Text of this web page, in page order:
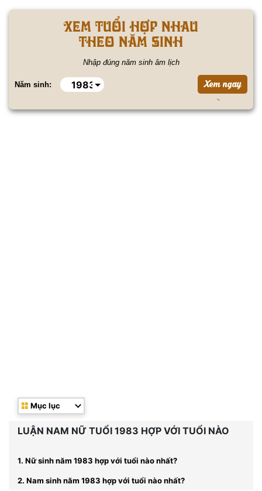
XEM TUỔI HỢP NHAU
THEO NĂM SINH
Nhập đúng năm sinh âm lịch
Năm sinh:
Mục lục
LUẬN NAM NỮ TUỔI 1983 HỢP VỚI TUỔI NÀO
1. Nữ sinh năm 1983 hợp với tuổi nào nhất?
2. Nam sinh năm 1983 hợp với tuổi nào nhất?